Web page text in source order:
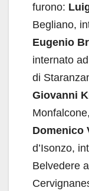
furono:
Begliano,
Eugenio
internato
di
Giovanni
Domenico
d’Isonzo,
Belvedere